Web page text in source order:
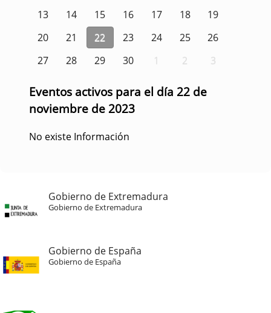
13
14 15 16 17 18
19
20
21 22 23 24 25
26
27
28 29 30 1 2 3
Eventos activos para el día 22 de
noviembre de 2023
No existe Información
Gobierno de Extremadura
Gobierno de Extremadura
Gobierno de España
Gobierno de España